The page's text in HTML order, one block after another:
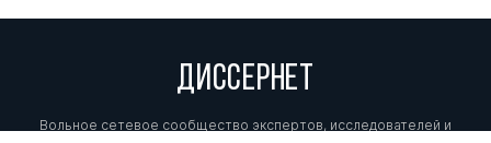
ДИССЕРНЕТ
Вольное сетевое сообщество экспертов, исследователей и